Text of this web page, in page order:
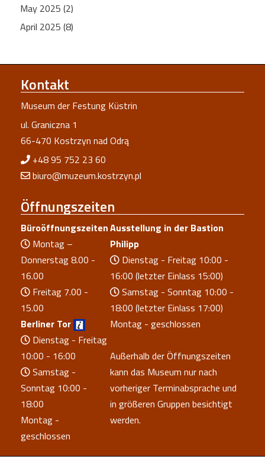
May 2025 (2)
April 2025 (8)
Kontakt
Museum der Festung Küstrin
ul. Graniczna 1
66-470 Kostrzyn nad Odrą
+48 95 752 23 60
biuro@muzeum.kostrzyn.pl
Öffnungszeiten
Büroöffnungszeiten
Montag –
Donnerstag 8.00 -
16.00
Freitag 7.00 -
15.00
Berliner Tor
Dienstag - Freitag
10:00 - 16:00
Samstag -
Sonntag 10:00 -
18:00
Montag -
geschlossen
Ausstellung in der Bastion
Philipp
Dienstag - Freitag 10:00 -
16:00 (letzter Einlass 15:00)
Samstag - Sonntag 10:00 -
18:00 (letzter Einlass 17:00)
Montag - geschlossen
Außerhalb der Öffnungszeiten
kann das Museum nur nach
vorheriger Terminabsprache und
in größeren Gruppen besichtigt
werden.